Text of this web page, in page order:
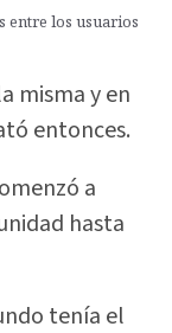
entre los usuarios
misma y en
entonces.
a
hasta
tenía el